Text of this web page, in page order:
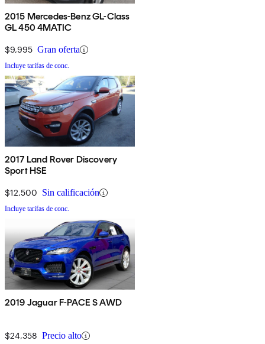
2015 Mercedes-Benz GL-Class
GL 450 4MATIC
$9,995 Gran oferta
Incluye tarifas de conc.
2017 Land Rover Discovery
Sport HSE
$12,500 Sin calificación
Incluye tarifas de conc.
2019 Jaguar F-PACE S AWD
$24,358 Precio alto